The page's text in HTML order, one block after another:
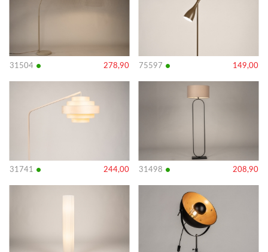
31504 • 278,90 75597 • 149,00
31741 • 244,00
Bekijk
31498 • 208,90
Bekijk